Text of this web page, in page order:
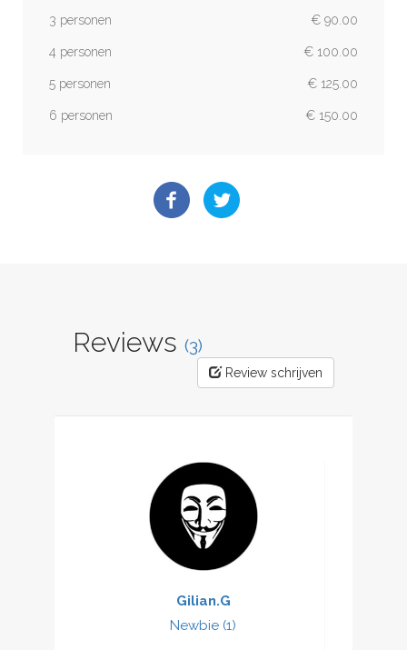
3 personen € 90.00
4 personen € 100.00
5 personen € 125.00
6 personen € 150.00
Reviews (3)
Review schrijven
Gilian.G
Newbie (1)